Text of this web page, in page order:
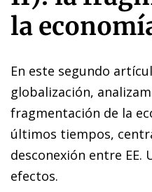
la
En este segundo
globalización,
fragmentación de la
últimos tiempos,
desconexión entre EE.
efectos.